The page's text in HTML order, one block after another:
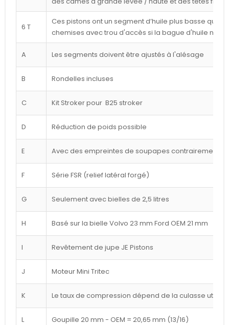
6 T
Ces pistons ont un segment d’huile plus basse que
chemises avec trou d'accès si la bague d'huile
A Les segments doivent être ajustés à l'alésage
B Rondelles incluses
C Kit Stroker pour B25 stroker
D Réduction de poids possible
E Avec des empreintes de soupapes contrairement à
F Série FSR (relief latéral forgé)
G Seulement avec bielles de 2,5 litres
H Basé sur la bielle Volvo 23 mm Ford OEM 21 mm
I Revêtement de jupe JE Pistons
J Moteur Mini Tritec
K Le taux de compression dépend de la culasse
L Goupille 20 mm - OEM = 20,65 mm (13/16)